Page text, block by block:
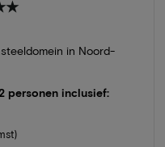
in Noord-
personen inclusief: